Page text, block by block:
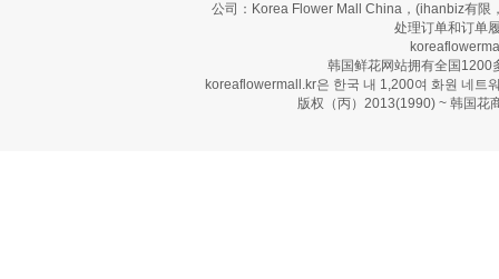
公司：Korea Flower Mall China，(ihanbiz有限
处理订单和订单
韩国鲜花网站拥有全国1200
koreaflowermall.kr은 한국 내 1,200여 화원 네트
版权（丙）2013(1990) ~ 韩国花